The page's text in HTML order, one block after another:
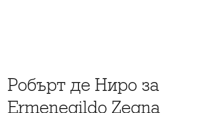
Робърт де Ниро за
Ermenegildo Zegna